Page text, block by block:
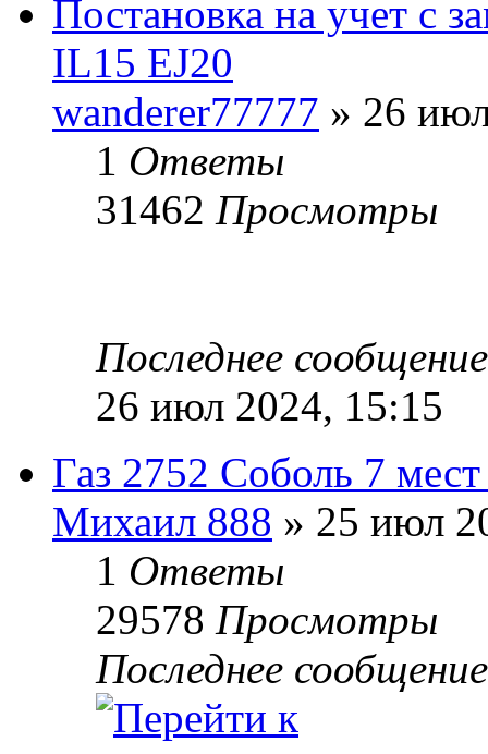
Постановка на учет с
IL15 EJ20
wanderer77777 » 26
1 Ответы
31462 Просмотры
Последнее
26 июл 2024, 15:15
Газ 2752 Соболь 7
Михаил 888 » 25 июл
1 Ответы
29578 Просмотры
Последнее